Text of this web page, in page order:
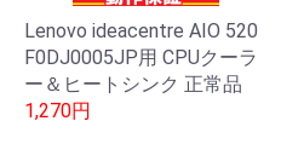
Lenovo ideacentre AIO 520
F0DJ0005JP用 CPUクーラ
ー＆ヒートシンク 正常品
1,270円